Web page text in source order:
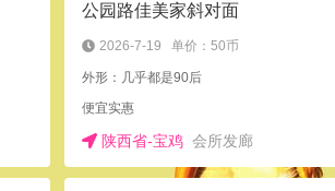
公园路佳美家斜对面
2026-7-19 单价：50币
外形：几乎都是90后
便宜实惠
陕西省-宝鸡会所发廊